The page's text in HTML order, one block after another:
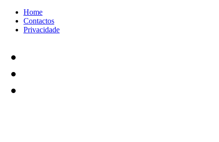
Home
Contactos
Privacidade